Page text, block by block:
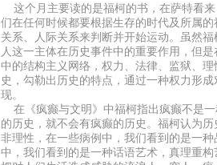
这个月主要读的是福柯的书，在萨特看
们在任何时候都要根据生存的时代及所属
关系、人际关系来判断并开始运动。虽然
人这一主体在历史事件中的重要作用，但
中的结构主义网络，权力、法律、监狱、
史，勾勒出历史的特点，通过一种权力形
现。
在《疯癫与文明》中福柯指出疯癫不是
的历史，就不会有疯癫的历史。福柯认为
非理性，在一些病例中，我们看到的是一
中，我们看到的是一种话语艺术，真理重